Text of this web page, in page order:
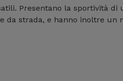
Presentano la sportività
da strada, e hanno inoltre un